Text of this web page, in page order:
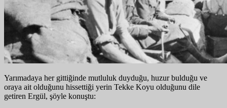
Yarımadaya her gittiğinde mutluluk duyduğu, huzur bulduğu ve
oraya ait olduğunu hissettiği yerin Tekke Koyu olduğunu dile
getiren Ergül, şöyle konuştu: